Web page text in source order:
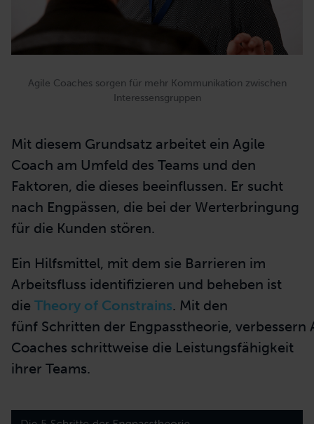
Agile Coaches sorgen für mehr Kommunikation zwischen
Interessensgruppen
Mit diesem Grundsatz arbeitet ein Agile
Coach am Umfeld des Teams und den
Faktoren, die dieses beeinflussen. Er sucht
nach Engpässen, die bei der Werterbringung
für die Kunden stören.
Ein Hilfsmittel, mit dem sie Barrieren im
Arbeitsfluss identifizieren und beheben ist
die Theory of Constrains. Mit den
fünf Schritten der Engpasstheorie, verbessern
Coaches schrittweise die Leistungsfähigkeit
ihrer Teams.